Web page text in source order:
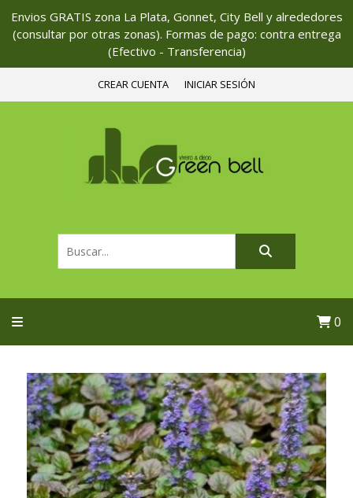
Envios GRATIS zona La Plata, Gonnet, City Bell y alrededores
(consultar por otras zonas). Formas de pago: contra entrega
(Efectivo - Transferencia)
CREAR CUENTA INICIAR SESIÓN
0